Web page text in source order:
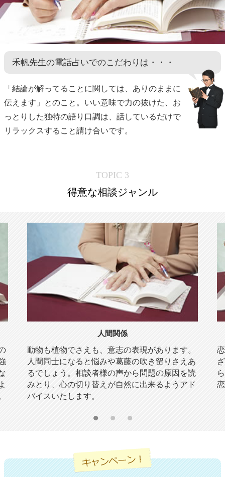
禾帆先生の電話占いでのこだわりは・・・
「結論が解ってることに関しては、ありのままに
伝えます」とのこと。いい意味で力の抜けた、お
っとりした独特の語り口調は、話しているだけで
リラックスすること請け合いです。
TOPIC 3
得意な相談ジャンル
人間関係
動物も植物でさえも、意志の表現があります。
人間同士になると悩みや葛藤の吹き留りさえあ
るでしょう。相談者様の声から問題の原因を読
みとり、心の切り替えが自然に出来るようアド
バイスいたします。